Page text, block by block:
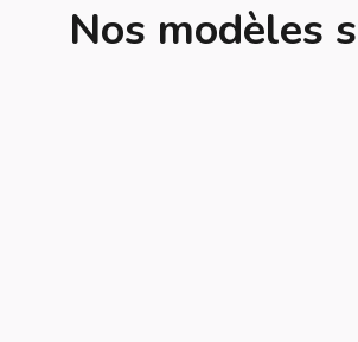
Nos modèles